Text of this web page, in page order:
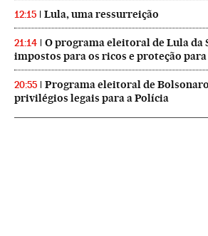
12:15 Lula, uma ressurreição
21:14
O programa eleitoral de Lula da
impostos para os ricos e proteção
20:55
Programa eleitoral de
privilégios legais para a Polícia